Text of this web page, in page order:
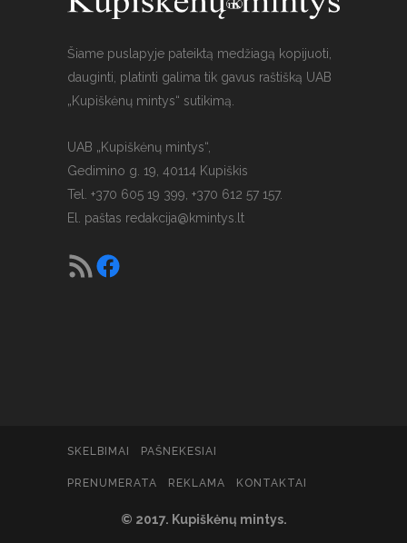
Šiame puslapyje pateiktą medžiagą kopijuoti,
dauginti, platinti galima tik gavus raštišką UAB
„Kupiškėnų mintys“ sutikimą.
UAB „Kupiškėnų mintys“,
Gedimino g. 19, 40114 Kupiškis
Tel. +370 605 19 399, +370 612 57 157.
El. paštas redakcija@kmintys.lt
SKELBIMAI PAŠNEKESIAI
© 2017. Kupiškėnų mintys.
PRENUMERATA REKLAMA KONTAKTAI